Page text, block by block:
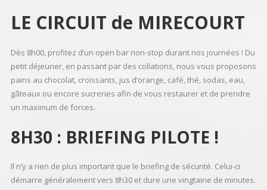
LE CIRCUIT de MIRECOURT
Dès 8h00, profitez d’un open bar non-stop durant nos journées ! Du
petit déjeuner, en passant par des collations, nous vous proposons
pains au chocolat, croissants, jus d’orange, café, thé, sodas, eau,
gâteaux ou encore sucreries afin de vous restaurer et de prendre
un maximum de forces.
8H30 : BRIEFING PILOTE !
Il n’y a rien de plus important que le briefing de sécurité. Celui-ci
démarre généralement vers 8h30 et dure une vingtaine de minutes.